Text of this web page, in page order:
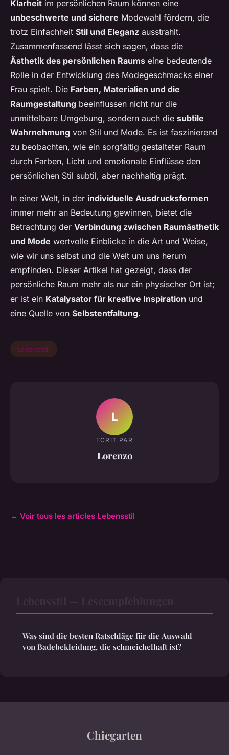
Klarheit im persönlichen Raum können eine
unbeschwerte und sichere Modewahl fördern, die
trotz Einfachheit Stil und Eleganz ausstrahlt.
Zusammenfassend lässt sich sagen, dass die
Ästhetik des persönlichen Raums eine bedeutende
Rolle in der Entwicklung des Modegeschmacks einer
Frau spielt. Die Farben, Materialien und die
Raumgestaltung beeinflussen nicht nur die
unmittelbare Umgebung, sondern auch die subtile
Wahrnehmung von Stil und Mode. Es ist faszinierend
zu beobachten, wie ein sorgfältig gestalteter Raum
durch Farben, Licht und emotionale Einflüsse den
persönlichen Stil subtil, aber nachhaltig prägt.
In einer Welt, in der individuelle Ausdrucksformen
immer mehr an Bedeutung gewinnen, bietet die
Betrachtung der Verbindung zwischen Raumästhetik
und Mode wertvolle Einblicke in die Art und Weise,
wie wir uns selbst und die Welt um uns herum
empfinden. Dieser Artikel hat gezeigt, dass der
persönliche Raum mehr als nur ein physischer Ort ist;
er ist ein Katalysator für kreative Inspiration und
eine Quelle von Selbstentfaltung.
Lebensstil
L
ECRIT PAR
Lorenzo
← Voir tous les articles Lebensstil
Was sind die besten Ratschläge für die Auswahl
von Badebekleidung, die schmeichelhaft ist?
Chicgarten